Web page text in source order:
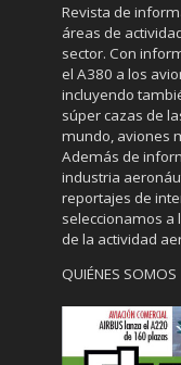
Revista de
áreas de
sector. Con
el A380 a los
incluyendo
súper cazas de
mundo, aviones
Además de
industria
reportajes de
seleccionamos
de la actividad
QUIÉNES SOMOS